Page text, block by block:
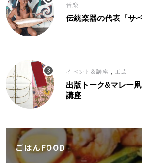
音楽
伝統楽器の代表「サ
イベント&講座 , 工芸
出版トーク&マレー
講座
ごはんFOOD